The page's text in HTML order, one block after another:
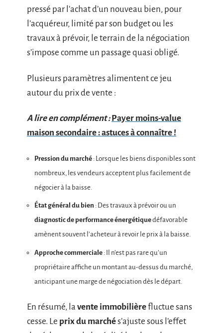
pressé par l’achat d’un nouveau bien, pour
l’acquéreur, limité par son budget ou les
travaux à prévoir, le terrain de la négociation
s’impose comme un passage quasi obligé.
Plusieurs paramètres alimentent ce jeu
autour du prix de vente :
A lire en complément : Payer moins-value
maison secondaire : astuces à connaître !
Pression du marché : Lorsque les biens disponibles sont
nombreux, les vendeurs acceptent plus facilement de
négocier à la baisse.
État général du bien : Des travaux à prévoir ou un
diagnostic de performance énergétiquedéfavorable
amènent souvent l’acheteur à revoir le prix à la baisse.
Approche commerciale : Il n’est pas rare qu’un
propriétaire affiche un montant au-dessus du marché,
anticipant une marge de négociation dès le départ.
En résumé, la vente immobilièrefluctue sans
cesse. Le prix du marchés’ajuste sous l’effet